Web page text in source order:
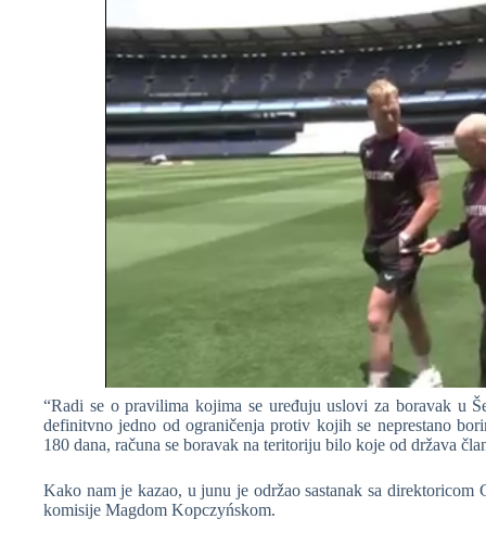
“Radi se o pravilima kojima se uređuju uslovi za boravak u
definitvno jedno od ograničenja protiv kojih se neprestano
180 dana, računa se boravak na teritoriju bilo koje od država
Kako nam je kazao, u junu je održao sastanak sa
komisije Magdom Kopczyńskom.